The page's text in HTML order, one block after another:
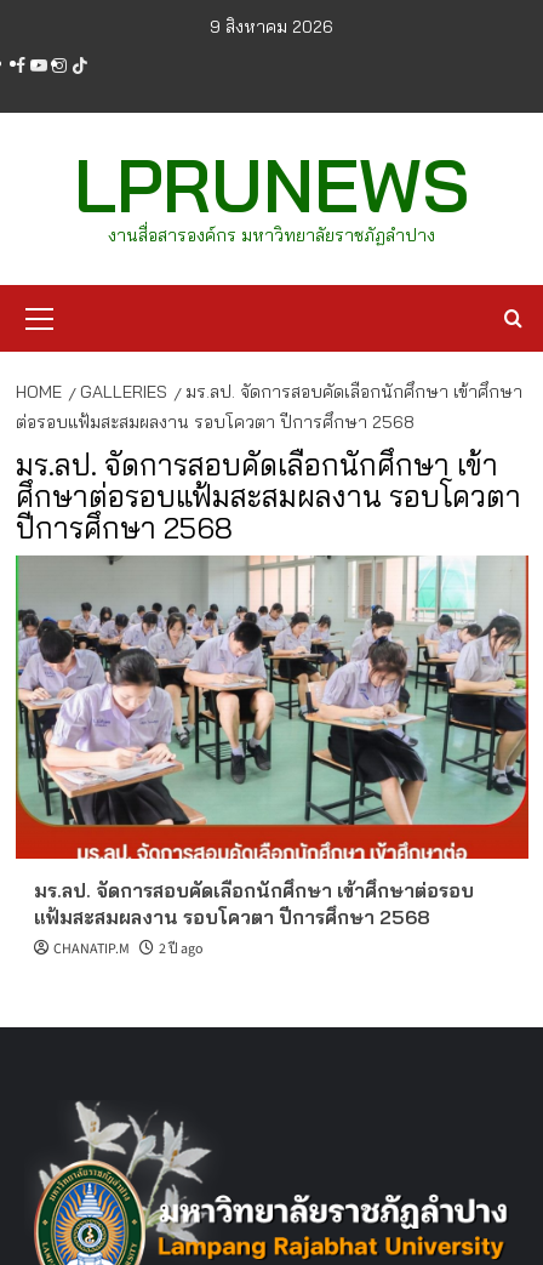
content
9 สิงหาคม 2026
facebook
youtube
instagram
tiktok
LPRUNEWS
งานสื่อสารองค์กร มหาวิทยาลัยราชภัฏลำปาง
Menu
HOME GALLERIES
มร.ลป. จัดการสอบคัดเลือกนักศึกษา เข้าศึกษา
ต่อรอบแฟ้มสะสมผลงาน รอบโควตา ปีการศึกษา 2568
มร.ลป. จัดการสอบคัดเลือกนักศึกษา เข้า
ศึกษาต่อรอบแฟ้มสะสมผลงาน รอบโควตา
ปีการศึกษา 2568
มร.ลป. จัดการสอบคัดเลือกนักศึกษา เข้าศึกษาต่อรอบ
แฟ้มสะสมผลงาน รอบโควตา ปีการศึกษา 2568
CHANATIP.M 2 ปี ago